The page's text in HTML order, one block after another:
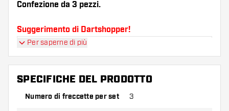
Confezione da 3 pezzi.
Suggerimento di Dartshopper!
numero di alette e di astine. Questi possono
danneggiarsi o rompersi con l'uso.
Per saperne di più
SPECIFICHE DEL PRODOTTO
Numero di freccette per set 3